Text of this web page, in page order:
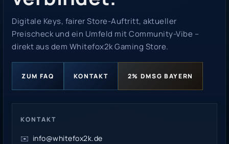
Digitale Keys, fairer Store-Auftritt, aktueller
Preischeck und ein Umfeld mit Community-Vibe –
direkt aus dem Whitefox2k Gaming Store.
ZUM FAQ KONTAKT 2% DMSG BAYERN
KONTAKT
✉️ info@whitefox2k.de